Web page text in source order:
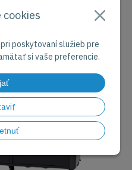
cookies
poskytovaní služieb pre
si vaše preferencie.